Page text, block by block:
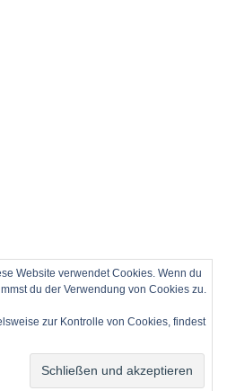
Minn Lite Theme.
Website verwendet Cookies. Wenn du
du der Verwendung von Cookies zu.
zur Kontrolle von Cookies, findest